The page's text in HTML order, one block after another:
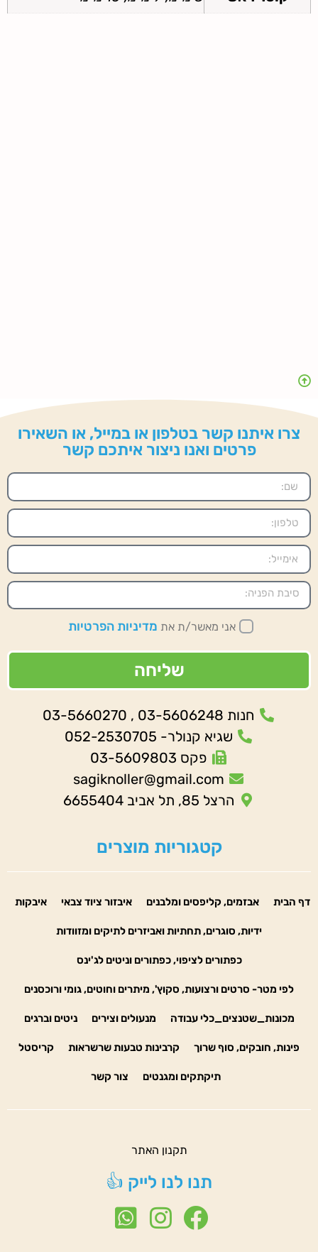
צרו איתנו קשר בטלפון או במייל, או השאירו
פרטים ואנו ניצור איתכם קשר
אני מאשר/ת את מדיניות הפרטיות
שליחה
חנות 03-5606248 , 03-5660270
שגיא קנולר- 052-2530705
פקס 03-5609803
sagiknoller@gmail.com
הרצל 85, תל אביב 6655404
קטגוריות מוצרים
דף הבית אבזמים, קליפסים ומלבנים איבזור ציוד צבאי איבקות
ידיות, סוגרים, תחתיות ואביזרים לתיקים ומזוודות
כפתורים לציפוי, כפתורים וניטים לג'ינס
לפי מטר- סרטים ורצועות, סקוץ', מיתרים וחוטים, גומי ורוכסנים
מכונות_שטנצים_כלי עבודה מנעולים וצירים ניטים וברגים
פינות, חובקים, סוף שרוך קרבינות טבעות שרשראות קריסטל
תיקתקים ומגנטים צור קשר
תקנון האתר
תנו לנו לייק 👍